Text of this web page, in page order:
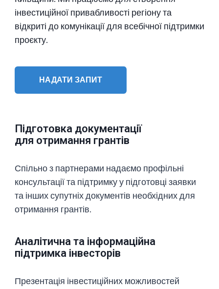
інвестиційної привабливості регіону та
відкриті до комунікації для всебічної підтримки
проєкту.
НАДАТИ ЗАПИТ
Підготовка документації
для отримання грантів
Спільно з партнерами надаємо профільні
консультації та підтримку у підготовці заявки
та інших супутніх документів необхідних для
отримання грантів.
Аналітична та інформаційна
підтримка інвесторів
Презентація інвестиційних можливостей